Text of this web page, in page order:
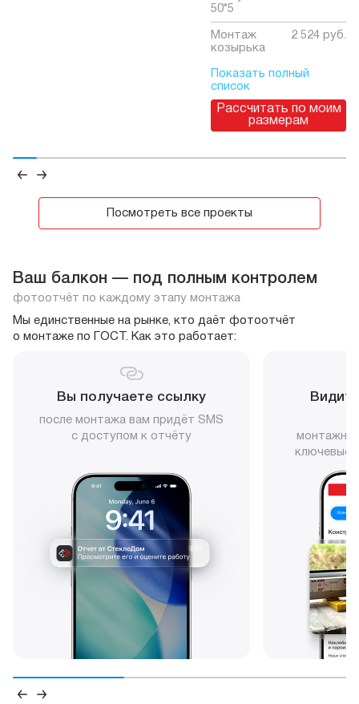
50*5
Монтаж
козырька
2 524 руб.
Показать полный
список
Рассчитать по моим
размерам
Посмотреть все проекты
Ваш балкон — под полным контролем
фотоотчёт по каждому этапу монтажа
Мы единственные на рынке, кто даёт фотоотчёт
о монтаже по ГОСТ. Как это работает:
Вы получаете ссылку
после монтажа вам придёт SMS
с доступом к отчёту
ключевые